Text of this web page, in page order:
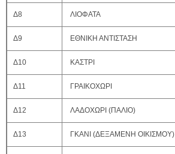
Δ8 ΛΙΟΦΑΤΑ
Δ9 ΕΘΝΙΚΗ ΑΝΤΙΣΤΑΣΗ
Δ10 ΚΑΣΤΡΙ
Δ11 ΓΡΑΙΚΟΧΩΡΙ
Δ12 ΛΑΔΟΧΩΡΙ (ΠΑΛΙΟ)
Δ13 ΓΚΑΝΙ (ΔΕΞΑΜΕΝΗ ΟΙΚΙΣΜΟΥ)